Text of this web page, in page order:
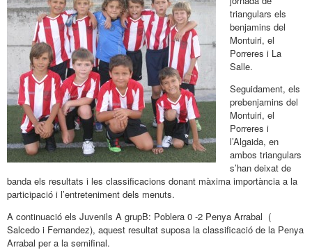
triangulars els
benjamins del
Montuiri, el
Porreres i La
Salle.
Seguidament, els
prebenjamins del
Montuiri, el
Porreres i
l’Algaida, en
ambos triangulars
s’han deixat de
banda els resultats i les classificacions donant màxima importància a la
participació i l’entreteniment dels menuts.
A continuació els Juvenils A grupB: Poblera 0 -2 Penya Arrabal (
Salcedo i Fernandez), aquest resultat suposa la classificació de la Penya
Arrabal per a la semifinal.